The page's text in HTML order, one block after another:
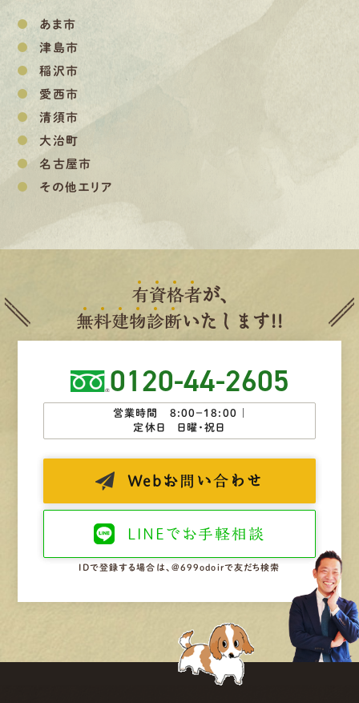
あま市
津島市
稲沢市
愛西市
清須市
大治町
名古屋市
その他エリア
有資格者が、
無料建物診断いたします!!
0120-44-2605
営業時間 8:00−18:00 ｜
定休日 日曜・祝日
Web お問い合わせ
LINEで お手軽相談
IDで登録する場合は、@699odoirで友だち検索